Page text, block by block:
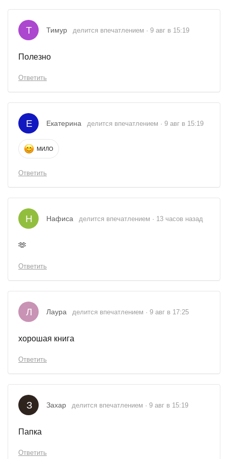
Т Тимур делится впечатлением · 9 авг в 15:19
Полезно
Ответить
Е Екатерина делится впечатлением · 9 авг в 15:19
МИЛО
Ответить
Н Нафиса делится впечатлением · 13 часов назад
🫶
Ответить
Л Лаура делится впечатлением · 9 авг в 17:25
хорошая книга
Ответить
З Захар делится впечатлением · 9 авг в 15:19
Папка
Ответить